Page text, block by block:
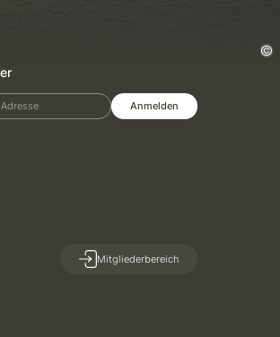
Anmelden
Mitgliederbereich